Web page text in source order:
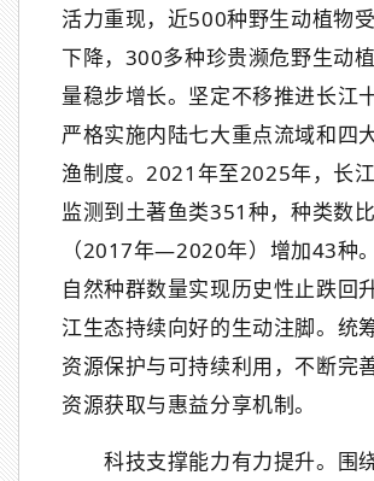
活力重现，近500种野生动植物
下降，300多种珍贵濒危野生动
量稳步增长。坚定不移推进长江
严格实施内陆七大重点流域和四
渔制度。2021年至2025年，长
监测到土著鱼类351种，种类数
（2017年—2020年）增加43种
自然种群数量实现历史性止跌回
江生态持续向好的生动注脚。统
资源保护与可持续利用，不断完
资源获取与惠益分享机制。
科技支撑能力有力提升。围